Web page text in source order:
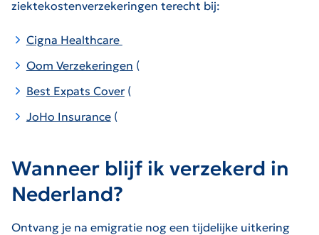
ziektekostenverzekeringen terecht bij:
Cigna HealthcareDe link opent in een nieuwe pagina)
Oom Verzekeringen (De link opent in een nieuwe pagina)
Best Expats Cover(De link opent in een nieuwe pagina)
JoHo Insurance(De link opent in een nieuwe pagina)
Wanneer blijf ik verzekerd in
Nederland?
Ontvang je na emigratie nog een tijdelijke uitkering